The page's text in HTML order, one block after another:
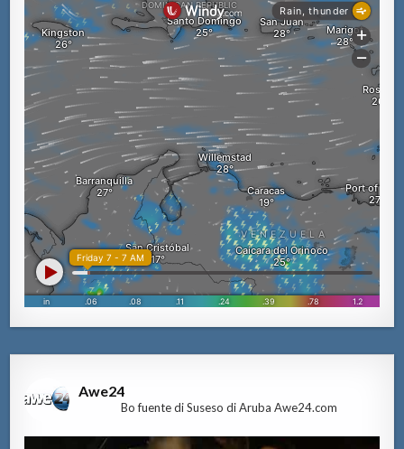
Awe24
Bo fuente di Suseso di Aruba Awe24.com